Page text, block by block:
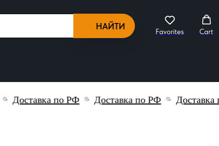
Favorites Cart
Доставка по РФ Доставка по РФ Доставка